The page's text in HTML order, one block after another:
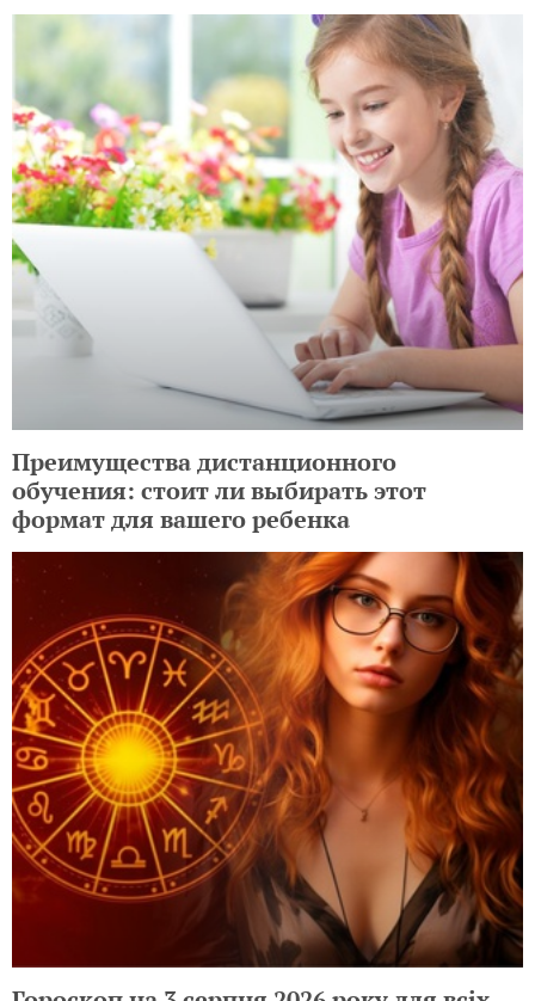
Преимущества дистанционного
обучения: стоит ли выбирать этот
формат для вашего ребенка